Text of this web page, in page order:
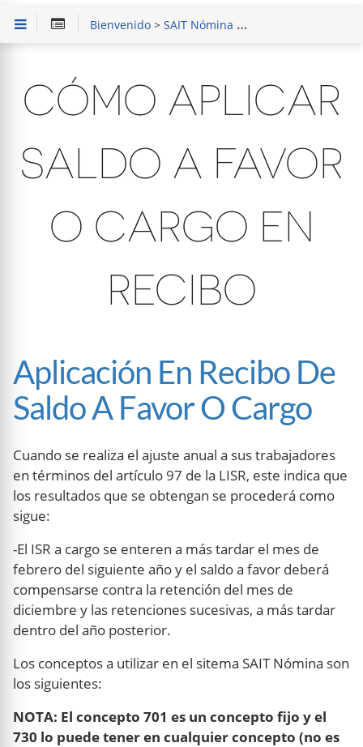
Bienvenido> SAIT Nómina Procesos frecuentes
CÓMO APLICAR
SALDO A FAVOR
O CARGO EN
RECIBO
Aplicación En Recibo De
Saldo A Favor O Cargo
Cuando se realiza el ajuste anual a sus trabajadores
en términos del artículo 97 de la LISR, este indica que
los resultados que se obtengan se procederá como
sigue:
-El ISR a cargo se enteren a más tardar el mes de
febrero del siguiente año y el saldo a favor deberá
compensarse contra la retención del mes de
diciembre y las retenciones sucesivas, a más tardar
dentro del año posterior.
Los conceptos a utilizar en el sitema SAIT Nómina son
los siguientes:
NOTA: El concepto 701 es un concepto fijo y el
730 lo puede tener en cualquier concepto (no es